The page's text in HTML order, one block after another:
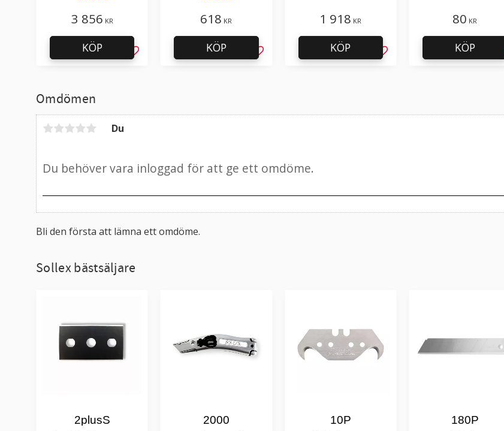
Omdömen
Du
Bli den första att lämna ett omdöme.
3 856 KR
Lägg till i favoriter
KÖP
618 KR
Lägg till i favoriter
KÖP
1 918 KR
Lägg till i favoriter
KÖP
80 KR
KÖP
Sollex bästsäljare
2plusS 2000 10P 180P